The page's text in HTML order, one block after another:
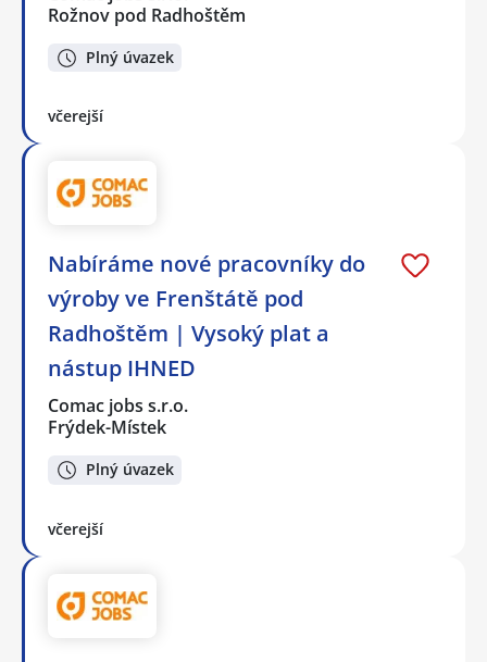
Rožnov pod Radhoštěm
Plný úvazek
včerejší
Nabíráme nové pracovníky do
výroby ve Frenštátě pod
Radhoštěm | Vysoký plat a
nástup IHNED
Comac jobs s.r.o.
Frýdek-Místek
Plný úvazek
včerejší